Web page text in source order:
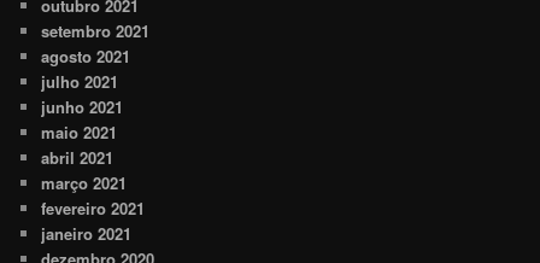
outubro 2021
setembro 2021
agosto 2021
julho 2021
junho 2021
maio 2021
abril 2021
março 2021
fevereiro 2021
janeiro 2021